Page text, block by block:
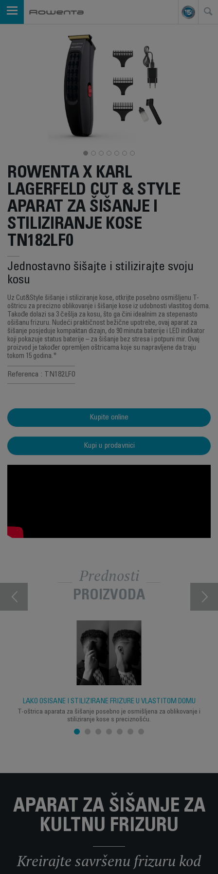
ROWENTA X KARL
LAGERFELD CUT & STYLE
APARAT ZA ŠIŠANJE I
STILIZIRANJE KOSE
TN182LF0
Jednostavno šišajte i stilizirajte svoju
kosu
Uz Cut&Style šišanje i stiliziranje kose, otkrijte posebno osmišljenu T-
oštricu za precizno oblikovanje i šišanje kose iz udobnosti vlastitog doma.
Takođe dolazi sa 3 češlja za kosu, što ga čini idealnim za stepenasto
ošišanu frizuru. Nudeći praktičnost bežične upotrebe, ovaj aparat za
šišanje posjeduje kompaktan dizajn, do 90 minuta baterije i LED indikator
koji pokazuje status baterije – za šišanje bez stresa i potpuni mir. Ovaj
proizvod je također opremljen oštricama koje su napravljene da traju
tokom 15 godina.*
Referenca : TN182LF0
Kupite online
Kupi u prodavnici
Prednosti
PROIZVODA
LAKO OŠIŠANE I STILIZIRANE FRIZURE U VLASTITOM DOMU
T-oštrica aparata za šišanje posebno je osmišljena za oblikovanje i
stiliziranje kose s preciznošću.
APARAT ZA ŠIŠANJE ZA
KULTNU FRIZURU
Kreirajte savršenu frizuru kod